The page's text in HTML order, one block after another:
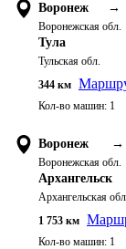
Воронеж →
Воронежская обл.
Тула
Тульская обл.
344 км
Кол-во машин: 1
Воронеж →
Воронежская обл.
Архангельск
Архангельская
1 753 км
Кол-во машин: 1